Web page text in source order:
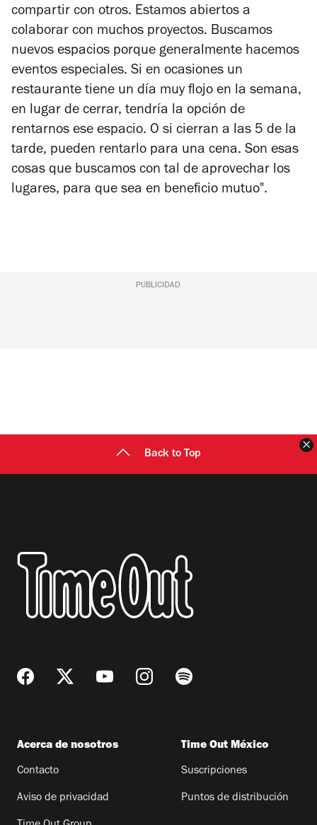
compartir con otros. Estamos abiertos a
colaborar con muchos proyectos. Buscamos
nuevos espacios porque generalmente hacemos
eventos especiales. Si en ocasiones un
restaurante tiene un día muy flojo en la semana,
en lugar de cerrar, tendría la opción de
rentarnos ese espacio. O si cierran a las 5 de la
tarde, pueden rentarlo para una cena. Son esas
cosas que buscamos con tal de aprovechar los
lugares, para que sea en beneficio mutuo".
PUBLICIDAD
Back to Top
Acerca de nosotros
Contacto
Aviso de privacidad
Time Out México
Suscripciones
Puntos de distribución